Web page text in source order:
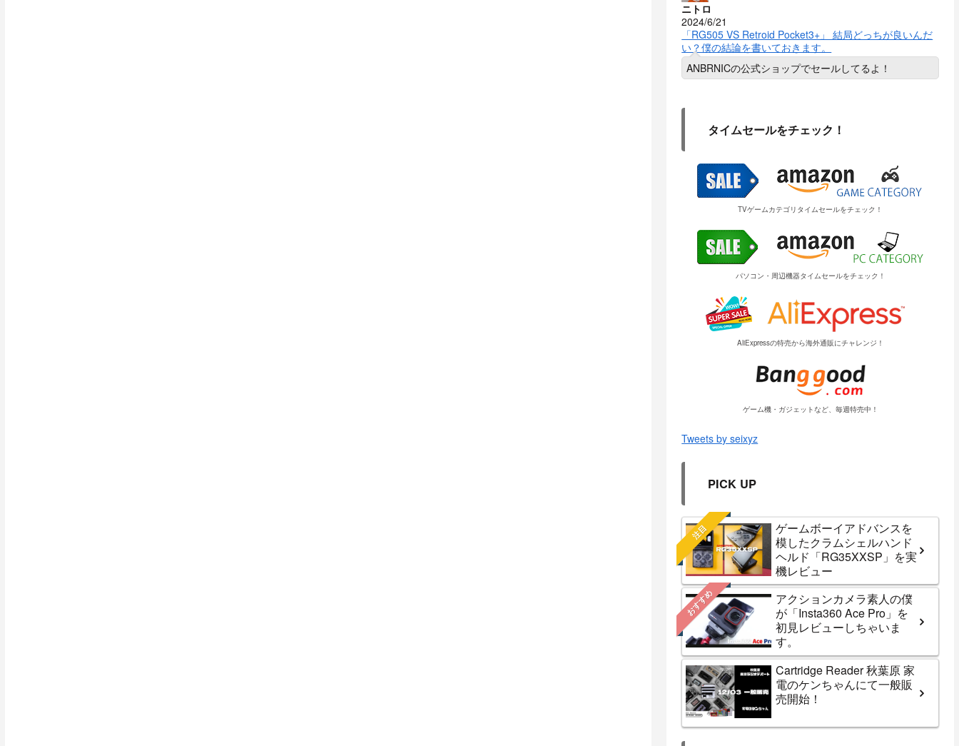
ニトロ
2024/6/21
「RG505 VS Retroid Pocket3+」 結局どっちが良いんだ
い？僕の結論を書いておきます。
ANBRNICの公式ショップでセールしてるよ！
タイムセールをチェック！
TVゲームカテゴリタイムセールをチェック！
パソコン・周辺機器タイムセールをチェック！
AliExpressの特売から海外通販にチャレンジ！
ゲーム機・ガジェットなど、毎週特売中！
Tweets by seixyz
PICK UP
注目
ゲームボーイアドバンスを
模したクラムシェルハンド
ヘルド「RG35XXSP」を実
機レビュー
おすすめ
アクションカメラ素人の僕
が「Insta360 Ace Pro」を
初見レビューしちゃいま
す。
Cartridge Reader 秋葉原 家
電のケンちゃんにて一般販
売開始！